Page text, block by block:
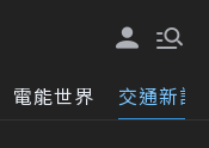
電能世界 交通新訊